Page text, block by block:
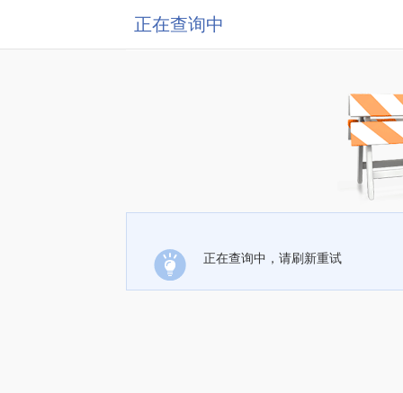
正在查询中
正在查询中，请刷新重试